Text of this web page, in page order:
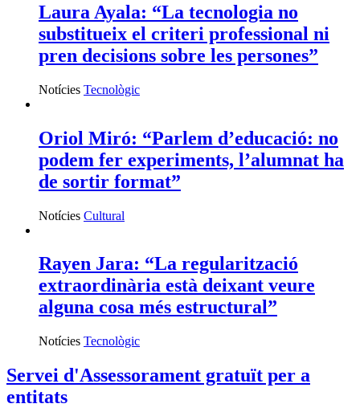
Laura Ayala: “La tecnologia no
substitueix el criteri professional ni
pren decisions sobre les persones”
Notícies Tecnològic
Oriol Miró: “Parlem d’educació: no
podem fer experiments, l’alumnat ha
de sortir format”
Notícies Cultural
Rayen Jara: “La regularització
extraordinària està deixant veure
alguna cosa més estructural”
Notícies Tecnològic
Servei d'Assessorament gratuït per a
entitats